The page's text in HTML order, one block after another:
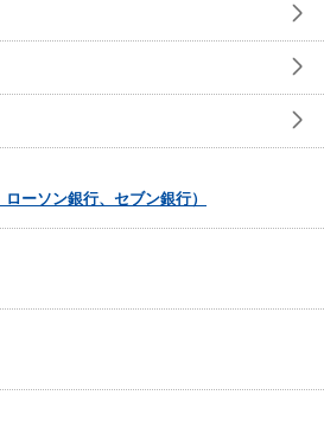
ーソン銀行、セブン銀行）